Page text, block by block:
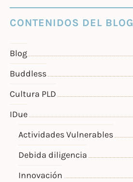
CONTENIDOS DEL BLOG
Blog
Buddless
Cultura PLD
IDue
Actividades Vulnerables
Debida diligencia
Innovación